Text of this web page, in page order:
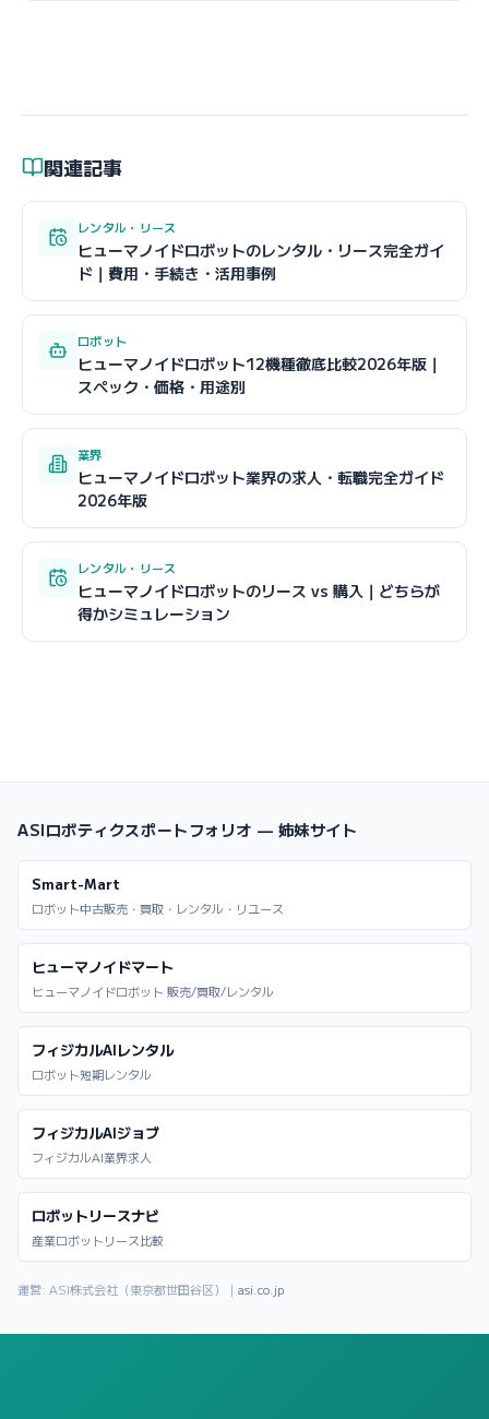
関連記事
レンタル・リース
ヒューマノイドロボットのレンタル・リース完全ガイ
ド｜費用・手続き・活用事例
ロボット
ヒューマノイドロボット12機種徹底比較2026年版｜
スペック・価格・用途別
業界
ヒューマノイドロボット業界の求人・転職完全ガイド
2026年版
レンタル・リース
ヒューマノイドロボットのリース vs 購入｜どちらが
得かシミュレーション
ASIロボティクスポートフォリオ — 姉妹サイト
Smart-Mart
ロボット中古販売・買取・レンタル・リユース
ヒューマノイドマート
ヒューマノイドロボット 販売/買取/レンタル
フィジカルAIレンタル
ロボット短期レンタル
フィジカルAIジョブ
フィジカルAI業界求人
ロボットリースナビ
産業ロボットリース比較
運営: ASI株式会社（東京都世田谷区）｜ asi.co.jp